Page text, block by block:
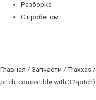
Разборка
С пробегом
Главная / Запчасти / Traxxas /
pitch, compatible with 32-pitch)